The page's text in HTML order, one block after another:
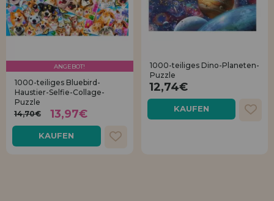
ANGEBOT!
1000-teiliges Bluebird-
Haustier-Selfie-Collage-
Puzzle
14,70€
13,97€
KAUFEN
1000-teiliges Dino-Planeten-
Puzzle
12,74€
KAUFEN